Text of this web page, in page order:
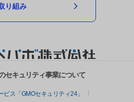
り組み
セキュリティ事業について
ス「GMOセキュリティ24」